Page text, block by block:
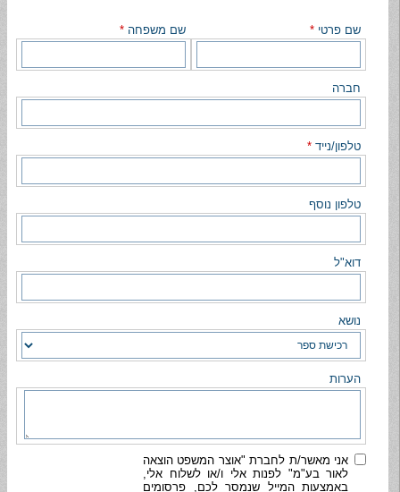
שם פרטי * שם משפחה *
חברה
טלפון/נייד *
טלפון נוסף
דוא"ל
נושא
הערות
אני מאשר/ת לחברת "אוצר המשפט הוצאה
לאור בע"מ" לפנות אלי ו/או לשלוח אלי,
באמצעות המייל שנמסר לכם, פרסומים